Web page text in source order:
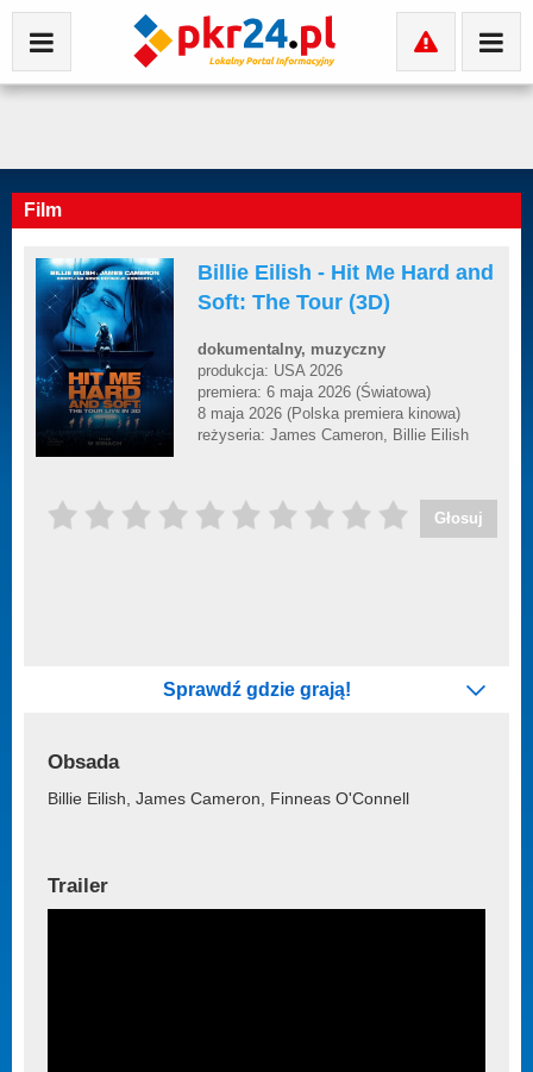
Film
Billie Eilish - Hit Me Hard and
Soft: The Tour (3D)
dokumentalny, muzyczny
produkcja: USA 2026
premiera: 6 maja 2026 (Światowa)
8 maja 2026 (Polska premiera kinowa)
reżyseria: James Cameron, Billie Eilish
Głosuj
Sprawdź gdzie grają!
Obsada
Billie Eilish, James Cameron, Finneas O'Connell
Trailer